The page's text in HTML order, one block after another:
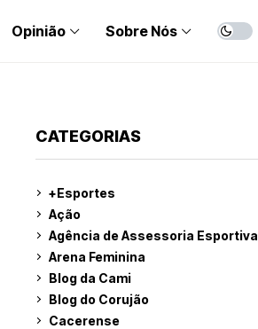
Opinião Sobre Nós
CATEGORIAS
+Esportes
Ação
Agência de Assessoria Esportiva
Arena Feminina
Blog da Cami
Blog do Corujão
Cacerense